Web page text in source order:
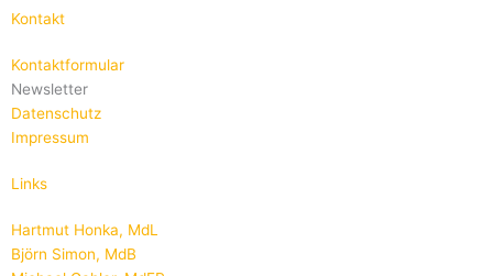
Kontakt
Kontaktformular
Newsletter
Datenschutz
Impressum
Links
Hartmut Honka, MdL
Björn Simon, MdB